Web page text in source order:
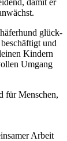
glück­
und
Kin­dern
Umgang
für Men­schen,
Arbeit